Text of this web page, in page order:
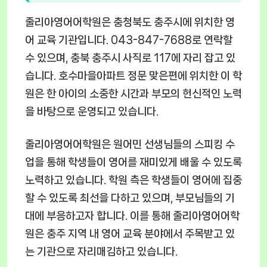
줄리아영어어학원은 충청북도 충주시에 위치한 영
어 교육 기관입니다. 043-847-7688로 연락할
수 있으며, 충북 충주시 사직로 117에 자리 잡고 있
습니다. 호수마을아파트 정문 맞은편에 위치한 이 학
원은 한 아이의 소중한 시간과 부모의 헌신적인 노력
을 바탕으로 운영되고 있습니다.
줄리아영어어학원은 원어민 선생님들의 스피킹 수
업을 통해 학생들이 영어를 재미있게 배울 수 있도록
노력하고 있습니다. 학원 측은 학생들이 영어에 집중
할 수 있도록 최선을 다하고 있으며, 부모님들의 기
대에 부응하고자 합니다. 이를 통해 줄리아영어어학
원은 충주 지역 내 영어 교육 분야에서 주목받고 있
는 기관으로 자리매김하고 있습니다.